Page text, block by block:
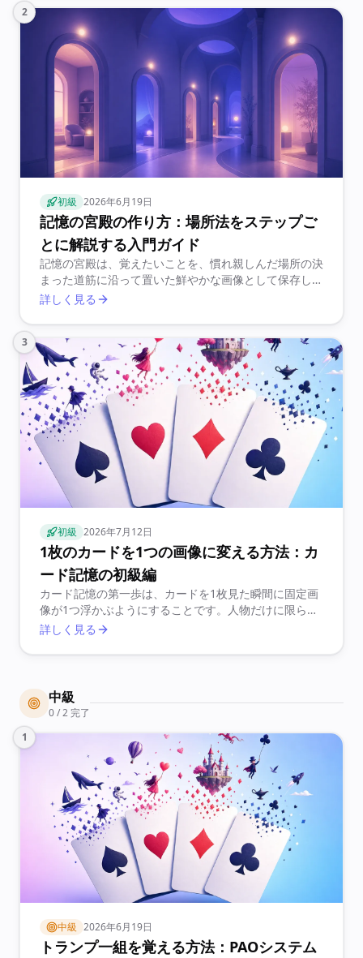
2
初級 2026年6月19日
記憶の宮殿の作り方：場所法をステップご
とに解説する入門ガイド
記憶の宮殿は、覚えたいことを、慣れ親しんだ場所の決
まった道筋に沿って置いた鮮やかな画像として保存しま
す。脳が得意とする空間記憶を借りる仕組みで、頭の中
詳しく見る
3
初級 2026年7月12日
1枚のカードを1つの画像に変える方法：カ
ード記憶の初級編
カード記憶の第一歩は、カードを1枚見た瞬間に固定画
像が1つ浮かぶようにすることです。人物だけに限ら
ず、個人的な連想、音、数字やスートの形から、鮮明な
詳しく見る
中級
0 / 2 完了
1
中級 2026年6月19日
トランプ一組を覚える方法：PAOシステム